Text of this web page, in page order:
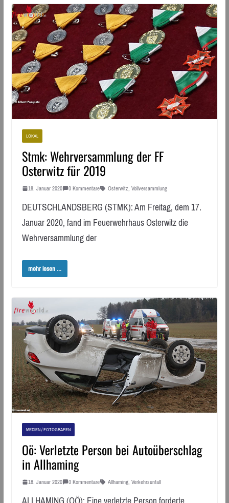
LOKAL
Stmk: Wehrversammlung der FF
Osterwitz für 2019
18. Januar 2020 0 Kommentare Osterwitz, Vollversammlung
DEUTSCHLANDSBERG (STMK): Am Freitag, dem 17.
Januar 2020, fand im Feuerwehrhaus Osterwitz die
Wehrversammlung der
mehr lesen ...
MEDIEN / FOTOGRAFEN
Oö: Verletzte Person bei Autoüberschlag
in Allhaming
18. Januar 2020 0 Kommentare Allhaming, Verkehrsunfall